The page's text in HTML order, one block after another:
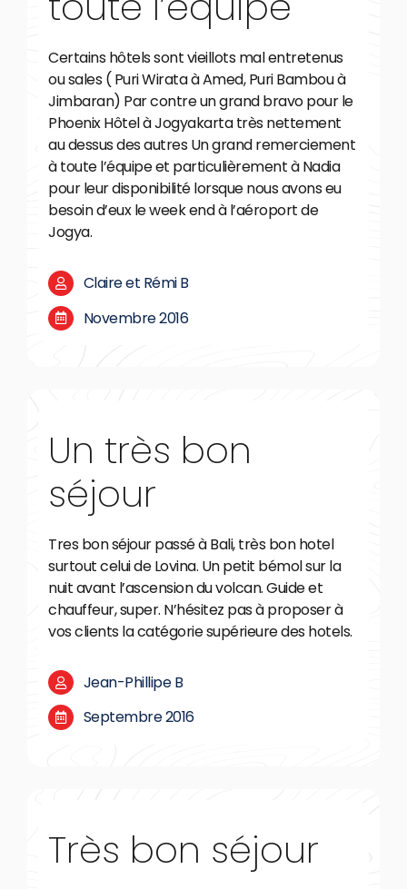
Certains hôtels sont vieillots mal entretenus
ou sales ( Puri Wirata à Amed, Puri Bambou à
Jimbaran) Par contre un grand bravo pour le
Phoenix Hôtel à Jogyakarta très nettement
au dessus des autres Un grand remerciement
à toute l’équipe et particulièrement à Nadia
pour leur disponibilité lorsque nous avons eu
besoin d’eux le week end à l’aéroport de
Jogya.
Claire et Rémi B
Novembre 2016
Un très bon
séjour
Tres bon séjour passé à Bali, très bon hotel
surtout celui de Lovina. Un petit bémol sur la
nuit avant l’ascension du volcan. Guide et
chauffeur, super. N’hésitez pas à proposer à
vos clients la catégorie supérieure des hotels.
Jean-Phillipe B
Septembre 2016
Très bon séjour